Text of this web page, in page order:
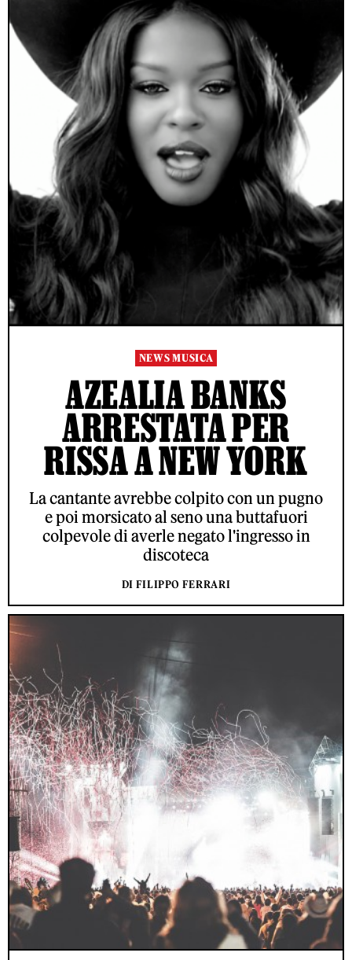
NEWS MUSICA
AZEALIA BANKS
ARRESTATA PER
RISSA A NEW YORK
La cantante avrebbe colpito con un pugno
e poi morsicato al seno una buttafuori
colpevole di averle negato l'ingresso in
discoteca
DI FILIPPO FERRARI